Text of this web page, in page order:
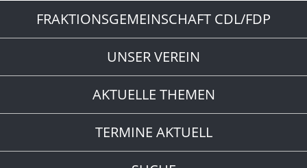
FRAKTIONSGEMEINSCHAFT CDL/FDP
UNSER VEREIN
AKTUELLE THEMEN
TERMINE AKTUELL